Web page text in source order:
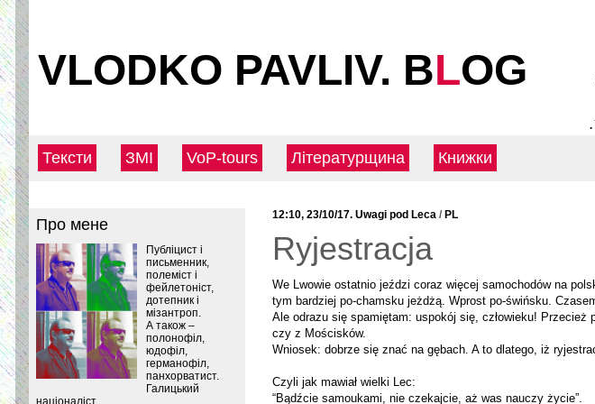
VLODKO PAVLIV. BLOG
Тексти ЗМІ VoP-tours Літературщина Книжки
Про мене
Публіцист і
письменник,
полеміст і
фейлетоніст,
дотепник і
мізантроп.
А також –
полонофіл,
юдофіл,
германофіл,
панхорватист.
Галицький
націоналіст
12:10, 23/10/17. Uwagi pod Leca / PL
Ryjestracja
We Lwowie ostatnio jeździ coraz więcej samochodów na
tym bardziej po-chamsku jeżdżą. Wprost po-świńsku.
Ale odrazu się spamiętam: uspokój się, człowieku!
czy z Mościsków.
Wniosek: dobrze się znać na gębach. A to dlatego, iż
Czyli jak mawiał wielki Lec:
“Bądźcie samoukami, nie czekajcie, aż was nauczy życie”.